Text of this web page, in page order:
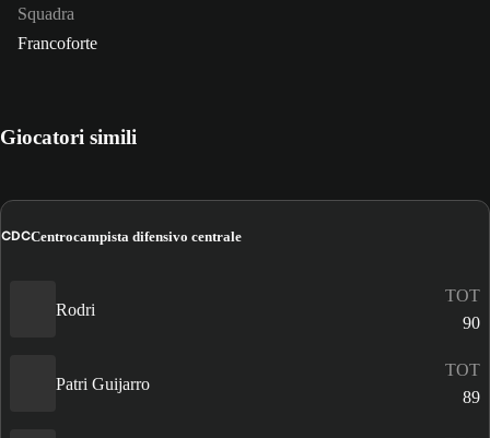
Squadra
Francoforte
Giocatori simili
CDCCentrocampista difensivo centrale
Rodri
TOT
90
Patri Guijarro
TOT
89